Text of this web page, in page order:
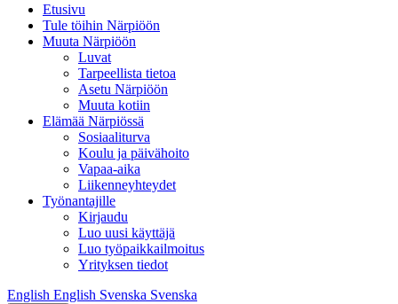
Etusivu
Tule töihin Närpiöön
Muuta Närpiöön
Luvat
Tarpeellista tietoa
Asetu Närpiöön
Muuta kotiin
Elämää Närpiössä
Sosiaaliturva
Koulu ja päivähoito
Vapaa-aika
Liikenneyhteydet
Työnantajille
Kirjaudu
Luo uusi käyttäjä
Luo työpaikkailmoitus
Yrityksen tiedot
English English Svenska Svenska